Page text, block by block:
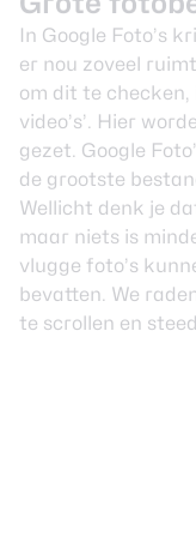
In Google Foto’s
er nou zoveel
om dit te checken,
video’s’. Hier
gezet. Google
de grootste
Wellicht denk je
maar niets is
vlugge foto’s
bevatten. We
te scrollen en